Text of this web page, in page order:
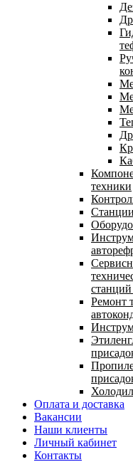
техники
Ремонт
Оплата и доставка
Вакансии
Наши клиенты
Личный кабинет
Контакты